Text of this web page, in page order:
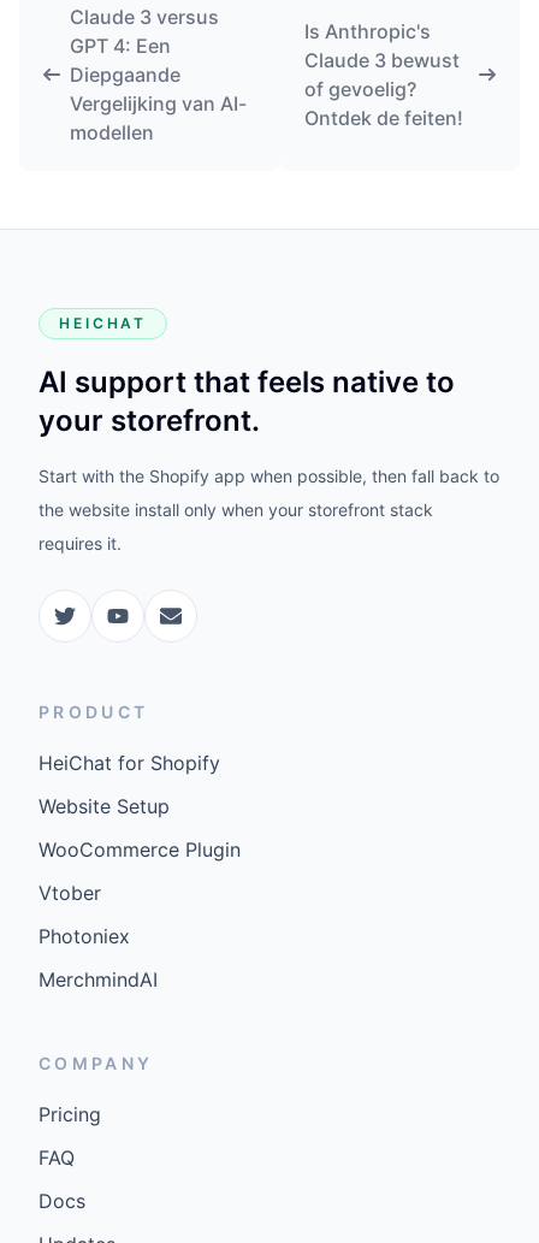
Claude 3 versus
GPT 4: Een
Diepgaande
Vergelijking van AI-
modellen
Is Anthropic's
Claude 3 bewust
of gevoelig?
Ontdek de feiten!
HEICHAT
AI support that feels native to
your storefront.
Start with the Shopify app when possible, then fall back to
the website install only when your storefront stack
requires it.
PRODUCT
HeiChat for Shopify
Website Setup
WooCommerce Plugin
Vtober
Photoniex
MerchmindAI
COMPANY
Pricing
FAQ
Docs